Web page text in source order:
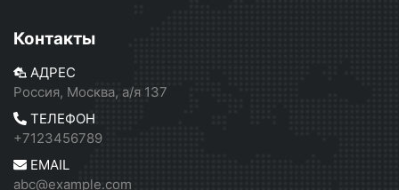
Контакты
АДРЕС
Россия, Москва, а/я 137
ТЕЛЕФОН
+7123456789
EMAIL
abc@example.com